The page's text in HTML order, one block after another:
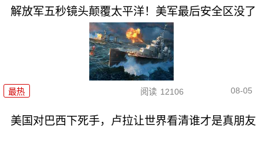
解放军五秒镜头颠覆太平洋！美军最后安全区没了
最热 阅读 12106 08-05
美国对巴西下死手，卢拉让世界看清谁才是真朋友